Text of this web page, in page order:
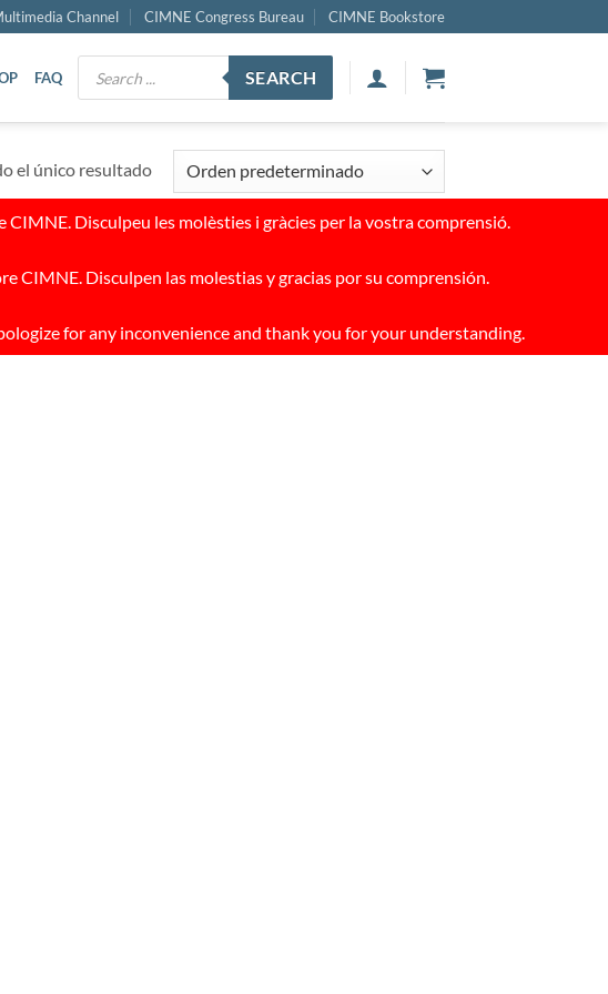
Channel CIMNE Congress Bureau CIMNE Bookstore
FAQ
Products
search
SEARCH
el único resultado
Disculpeu les molèsties i gràcies per la vostra comprensió.
CIMNE. Disculpen las molestias y gracias por su comprensión.
for any inconvenience and thank you for your understanding.